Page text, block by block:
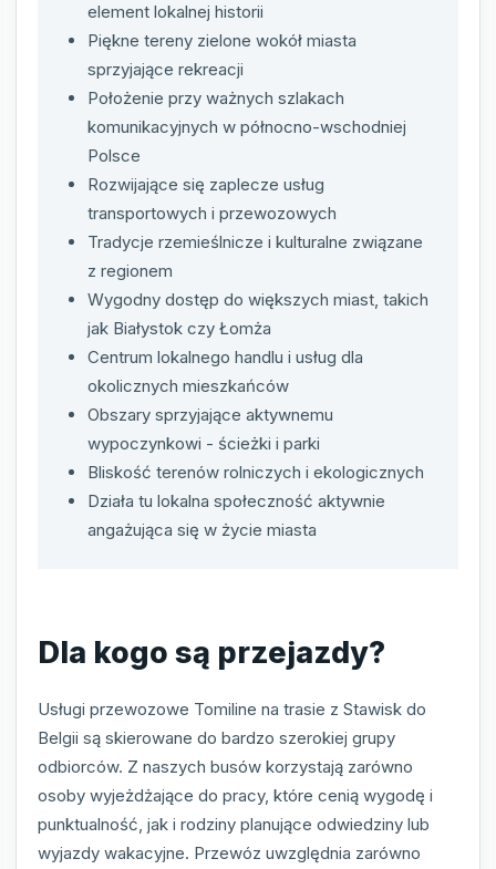
element lokalnej historii
Piękne tereny zielone wokół miasta
sprzyjające rekreacji
Położenie przy ważnych szlakach
komunikacyjnych w północno-wschodniej
Polsce
Rozwijające się zaplecze usług
transportowych i przewozowych
Tradycje rzemieślnicze i kulturalne związane
z regionem
Wygodny dostęp do większych miast, takich
jak Białystok czy Łomża
Centrum lokalnego handlu i usług dla
okolicznych mieszkańców
Obszary sprzyjające aktywnemu
wypoczynkowi - ścieżki i parki
Bliskość terenów rolniczych i ekologicznych
Działa tu lokalna społeczność aktywnie
angażująca się w życie miasta
Dla kogo są przejazdy?
Usługi przewozowe Tomiline na trasie z Stawisk do
Belgii są skierowane do bardzo szerokiej grupy
odbiorców. Z naszych busów korzystają zarówno
osoby wyjeżdżające do pracy, które cenią wygodę i
punktualność, jak i rodziny planujące odwiedziny lub
wyjazdy wakacyjne. Przewóz uwzględnia zarówno